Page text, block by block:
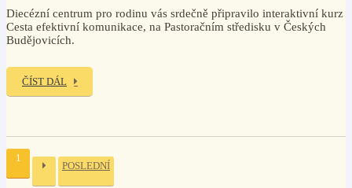
Diecézní centrum pro rodinu vás srdečně připravilo interaktivní kurz
Cesta efektivní komunikace, na Pastoračním středisku v Českých
Budějovicích.
ČÍST DÁL
1
POSLEDNÍ